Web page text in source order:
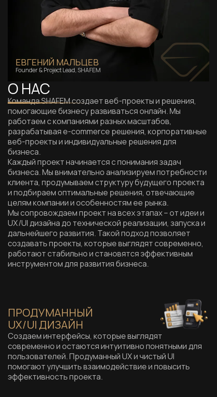
О НАС
Команда SHAFEM создает веб-проекты и решения,
помогающие бизнесу развиваться онлайн. Мы
работаем с компаниями разных масштабов,
разрабатывая e-commerce решения, корпоративные
веб-проекты и индивидуальные решения для
бизнеса.
Каждый проект начинается с понимания задач
бизнеса. Мы внимательно анализируем потребности
клиента, продумываем структуру будущего проекта
и подбираем оптимальные решения, отвечающие
целям компании и особенностям ее рынка.
Мы сопровождаем проект на всех этапах – от идеи и
UX/UI дизайна до технической реализации, запуска и
дальнейшего развития. Такой подход позволяет
создавать проекты, которые выглядят современно,
работают стабильно и становятся эффективным
инструментом для развития бизнеса.
ЕВГЕНИЙ МАЛЬЦЕВ
Founder & Project Lead, SHAFEM
ПРОДУМАННЫЙ
UX/UI ДИЗАЙН
Создаем интерфейсы, которые выглядят
современно и остаются интуитивно понятными для
пользователей. Продуманный UX и чистый UI
помогают улучшить взаимодействие и повысить
эффективность проекта.